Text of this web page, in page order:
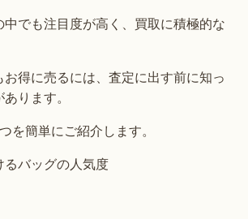
でも注目度が高く、買取に積極的な
得に売るには、査定に出す前に知っ
ります。
を簡単にご紹介します。
るバッグの人気度